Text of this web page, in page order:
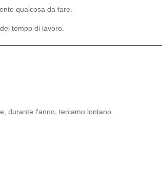
qualcosa da fare.
tempo di lavoro.
durante l’anno, teniamo lontano.